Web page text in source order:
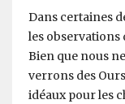
Dans certaines
les observations
Bien que nous
verrons des
idéaux pour les